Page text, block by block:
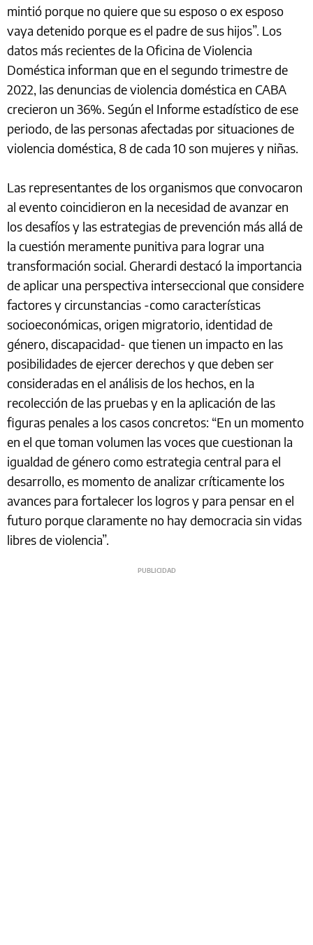
mintió porque no quiere que su esposo o ex esposo
vaya detenido porque es el padre de sus hijos”. Los
datos más recientes de la Oficina de Violencia
Doméstica informan que en el segundo trimestre de
2022, las denuncias de violencia doméstica en CABA
crecieron un 36%. Según el Informe estadístico de ese
periodo, de las personas afectadas por situaciones de
violencia doméstica, 8 de cada 10 son mujeres y niñas.
Las representantes de los organismos que convocaron
al evento coincidieron en la necesidad de avanzar en
los desafíos y las estrategias de prevención más allá de
la cuestión meramente punitiva para lograr una
transformación social. Gherardi destacó la importancia
de aplicar una perspectiva interseccional que considere
factores y circunstancias -como características
socioeconómicas, origen migratorio, identidad de
género, discapacidad- que tienen un impacto en las
posibilidades de ejercer derechos y que deben ser
consideradas en el análisis de los hechos, en la
recolección de las pruebas y en la aplicación de las
figuras penales a los casos concretos: “En un momento
en el que toman volumen las voces que cuestionan la
igualdad de género como estrategia central para el
desarrollo, es momento de analizar críticamente los
avances para fortalecer los logros y para pensar en el
futuro porque claramente no hay democracia sin vidas
libres de violencia”.